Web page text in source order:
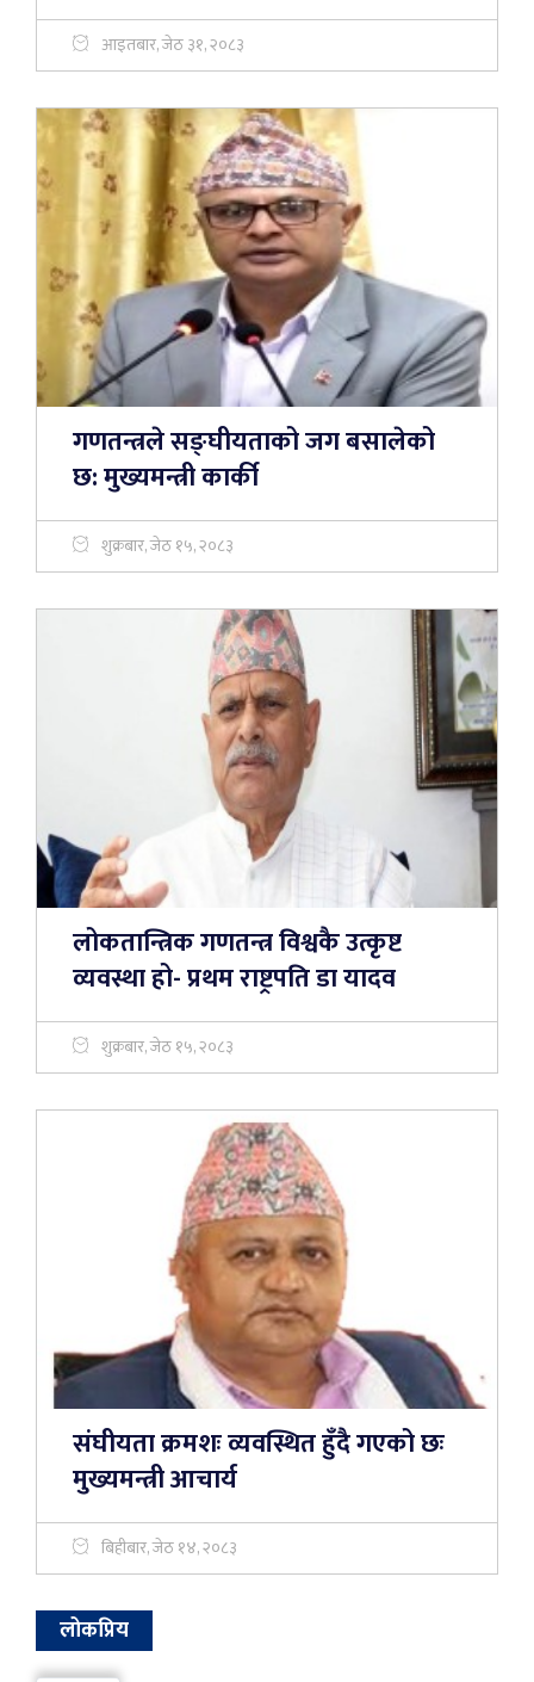
आइतबार, जेठ ३१, २०८३
गणतन्त्रले सङ्घीयताको जग बसालेको
छ: मुख्यमन्त्री कार्की
शुक्रबार, जेठ १५, २०८३
लोकतान्त्रिक गणतन्त्र विश्वकै उत्कृष्ट
व्यवस्था हो- प्रथम राष्ट्रपति डा यादव
शुक्रबार, जेठ १५, २०८३
संघीयता क्रमशः व्यवस्थित हुँदै गएको छः
मुख्यमन्त्री आचार्य
बिहीबार, जेठ १४, २०८३
लोकप्रिय